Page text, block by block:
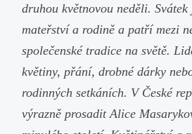
druhou květnovou neděli. Svátek
mateřství a rodině a patří mezi
společenské tradice na světě.
květiny, přání, drobné dárky
rodinných setkáních. V České
výrazně prosadit Alice